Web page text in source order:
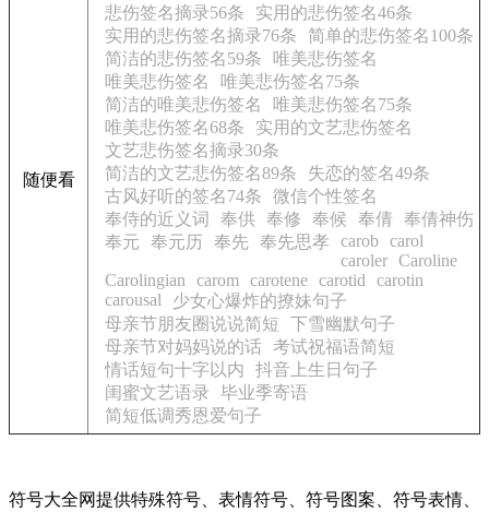
随便看
悲伤签名摘录56条
实用的悲伤签名46条
实用的悲伤签名摘录76条
简单的悲伤签名100条
简洁的悲伤签名59条
唯美悲伤签名
唯美悲伤签名
唯美悲伤签名75条
简洁的唯美悲伤签名
唯美悲伤签名75条
唯美悲伤签名68条
实用的文艺悲伤签名
文艺悲伤签名摘录30条
简洁的文艺悲伤签名89条
失恋的签名49条
古风好听的签名74条
微信个性签名
奉侍的近义词
奉供 奉修 奉候 奉倩
奉倩神伤
奉元
奉元历 奉先 奉先思孝 carob carol
caroler Caroline
Carolingian
carom carotene carotid
carotin
carousal
少女心爆炸的撩妹句子
母亲节朋友圈说说简短
下雪幽默句子
母亲节对妈妈说的话 考试祝福语简短
情话短句十字以内
抖音上生日句子
闺蜜文艺语录
毕业季寄语
简短低调秀恩爱句子
符号大全网提供特殊符号、表情符号、符号图案、符号表情、